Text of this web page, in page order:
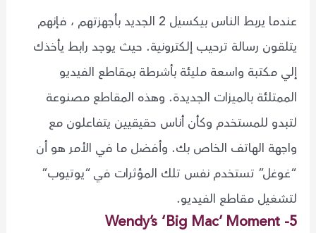
عندما يربط الناس بيكسيل 2 الجديد بأجهزتهم ، فإنهم
يتلقون رسالة ترحيب إلكترونية. حيث يوجد رابط يأخذك
إلي مكتبة واسعة مليئة بأشرطة بمقاطع الفيديو
الممتلئة بالميزات الجديدة. وهذه المقاطع مصنوعة
لتبدو للمستخدم وكأن أناس حقيقيين يتفاعلون مع
واجهة الهاتف الخاص بك. وأفضل ما في الأمر هو أن
“غوغل” تستخدم نفس تلك المؤثرات في “يوتيوب”
لتشغيل مقاطع الفيديو.
5- Wendy’s ‘Big Mac’ Moment